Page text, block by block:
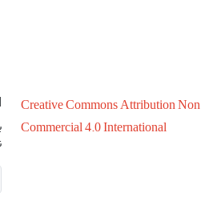
Creative Commons Attribution Non
Commercial 4.0 International